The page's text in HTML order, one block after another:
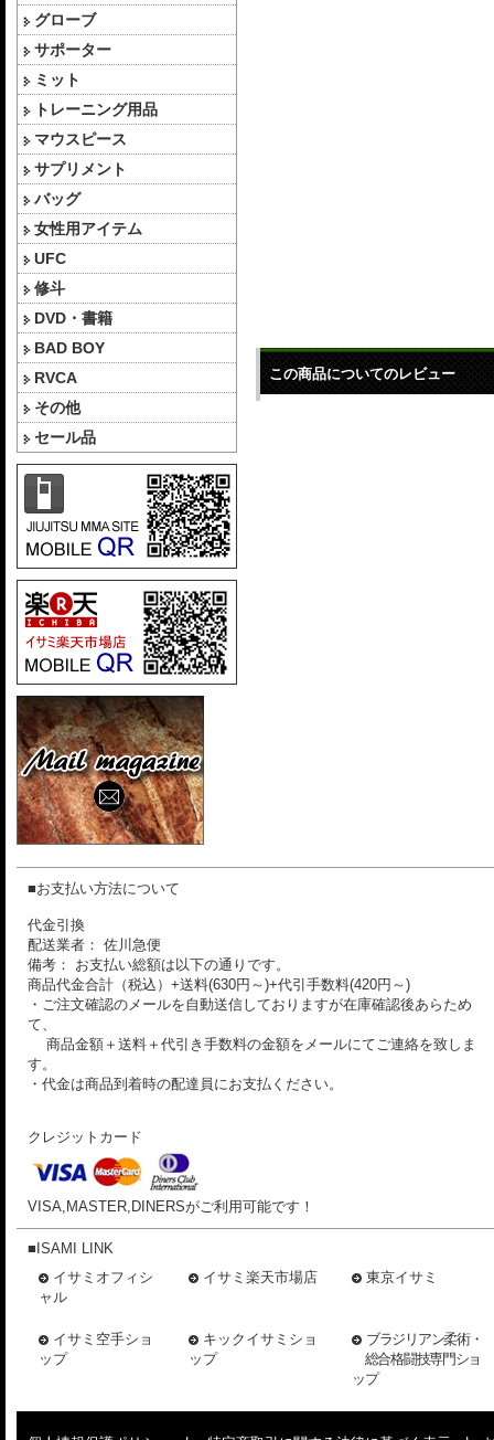
グローブ
サポーター
ミット
トレーニング用品
マウスピース
サプリメント
バッグ
女性用アイテム
UFC
修斗
DVD・書籍
BAD BOY
RVCA
その他
セール品
この商品についてのレビュー
■お支払い方法について
代金引換
配送業者： 佐川急便
備考： お支払い総額は以下の通りです。
商品代金合計（税込）+送料(630円～)+代引手数料(420円～)
・ご注文確認のメールを自動送信しておりますが在庫確認後あらため
て、
商品金額＋送料＋代引き手数料の金額をメールにてご連絡を致しま
す。
・代金は商品到着時の配達員にお支払ください。
クレジットカード
VISA,MASTER,DINERSがご利用可能です！
■ISAMI LINK
イサミオフィシ
ャル
イサミ楽天市場店 東京イサミ
イサミ空手ショ
ップ
キックイサミショ
ップ
ブラジリアン柔術・
総合格闘技専門ショ
ップ